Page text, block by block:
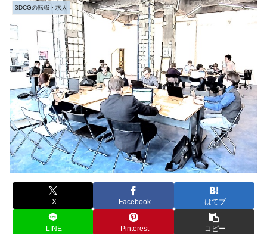
3DCGの転職・求人
X Facebook はてブ
LINE Pinterest コピー